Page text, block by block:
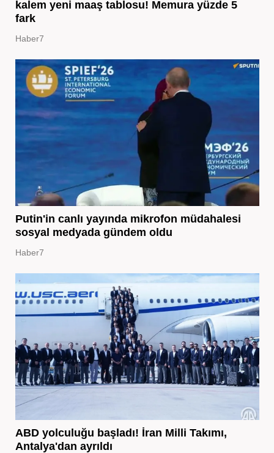
kalem yeni maaş tablosu! Memura yüzde 5
fark
Haber7
Putin'in canlı yayında mikrofon müdahalesi
sosyal medyada gündem oldu
Haber7
ABD yolculuğu başladı! İran Milli Takımı,
Antalya'dan ayrıldı